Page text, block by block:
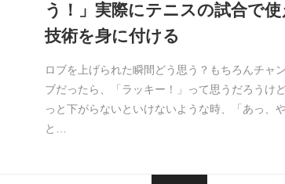
う！」実際にテニスの試合で使
技術を身に付ける
ロブを上げられた瞬間どう思う？もちろんチャ
ブだったら、「ラッキー！」って思うだろうけ
っと下がらないといけないような時、「あっ、や
と…